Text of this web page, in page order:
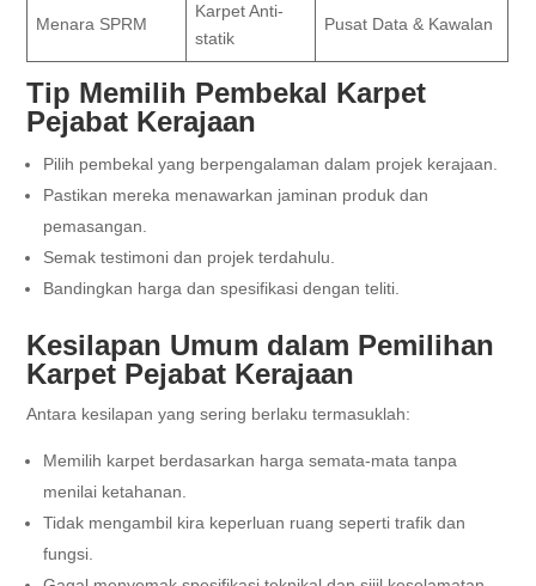
Menara SPRM
Karpet Anti-
statik
Pusat Data & Kawalan
Tip Memilih Pembekal Karpet
Pejabat Kerajaan
Pilih pembekal yang berpengalaman dalam projek kerajaan.
Pastikan mereka menawarkan jaminan produk dan
pemasangan.
Semak testimoni dan projek terdahulu.
Bandingkan harga dan spesifikasi dengan teliti.
Kesilapan Umum dalam Pemilihan
Karpet Pejabat Kerajaan
Antara kesilapan yang sering berlaku termasuklah:
Memilih karpet berdasarkan harga semata-mata tanpa
menilai ketahanan.
Tidak mengambil kira keperluan ruang seperti trafik dan
fungsi.